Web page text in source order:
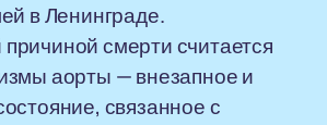
в Ленинграде.
смерти считается
аорты — внезапное и
связанное с